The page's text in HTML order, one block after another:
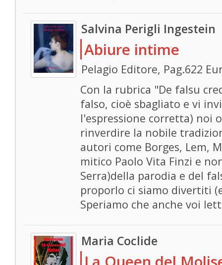
Salvina Perigli Ingestein
Abiure intime
Pelagio Editore, Pag.622
Con la rubrica "De falsu
falso, cioè sbagliato e vi
l'espressione corretta) noi
rinverdire la nobile
autori come Borges, Lem,
mitico Paolo Vita Finzi e
Serra)della parodia e del
proporlo ci siamo divertiti
Speriamo che anche voi
Maria Coclide